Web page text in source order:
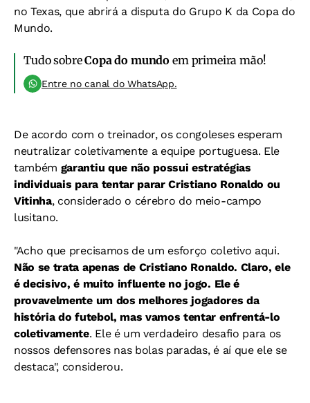
no Texas, que abrirá a disputa do Grupo K da Copa do
Mundo.
Tudo sobreCopa do mundo em primeira mão!
Entre no canal do WhatsApp.
De acordo com o treinador, os congoleses esperam
neutralizar coletivamente a equipe portuguesa. Ele
também garantiu que não possui estratégias
individuais para tentar parar Cristiano Ronaldo ou
Vitinha, considerado o cérebro do meio-campo
lusitano.
"Acho que precisamos de um esforço coletivo aqui.
Não se trata apenas de Cristiano Ronaldo. Claro, ele
é decisivo, é muito influente no jogo. Ele é
provavelmente um dos melhores jogadores da
história do futebol, mas vamos tentar enfrentá-lo
coletivamente. Ele é um verdadeiro desafio para os
nossos defensores nas bolas paradas, é aí que ele se
destaca", considerou.